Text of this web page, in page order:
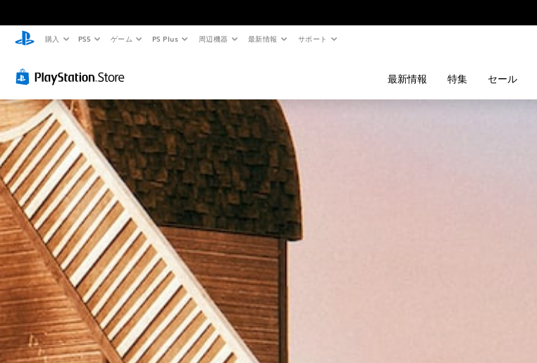
購入 PS5 ゲーム PS Plus 周辺機器 最新情報 サポート
最新情報 特集 セール